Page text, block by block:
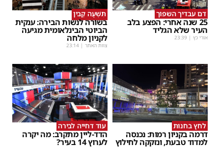
דם עבדיך השפוך
25 שנה אחרי: הפצע בלב
העיר שלא הגליד
אורי כץ |
23:39
תִּשְׁעָה קַבִּין
בשורה לנשות הבירה: ענקית
הביוטי הבינלאומית מגיעה
לקניון מלחה
צוות האתר |
23:14
לחץ בחנות
דרמה בקניון רמות: נכנסה
למדוד טבעת, ונזקקה לחילוץ
עוד דחייה לבירה
הדד-ליין מתקרב: מה יקרה
לערוץ 14 בעיר?